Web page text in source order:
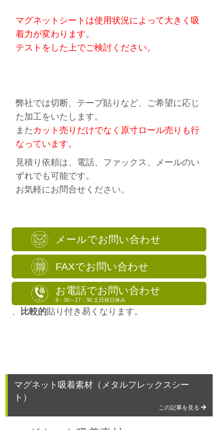
マグネットシートは使用状況によって大きく吸
着力が変わります。
テストをした上でご検討ください。
弊社では切断、テープ貼りなど、ご希望に応じ
た加工をいたします。
また カット売りだけでなく原寸ロール売りも行
なっています。
見積り依頼は、電話、ファックス、メールのい
ずれでも可能です。
お気軽にお問合せください。
メールでお問い合わせ
FAXでお問い合わせ
お電話でお問い合わせ
9：30～17：30 土日祝日休み
、 比較的貼り付き易くなります。
マグネット吸着素材（メタルフレックスシー
ト）
この記事を見る